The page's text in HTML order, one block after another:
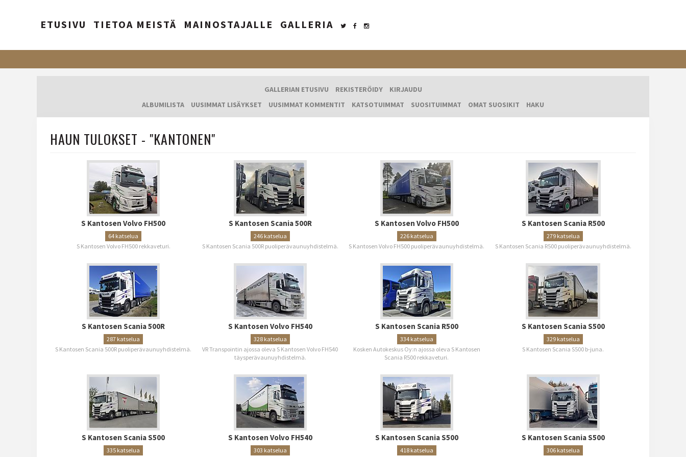
ETUSIVU TIETOA MEISTÄ MAINOSTAJALLE GALLERIA
GALLERIAN ETUSIVU REKISTERÖIDY
KIRJAUDU
ALBUMILISTA
UUSIMMAT LISÄYKSET UUSIMMAT KOMMENTIT KATSOTUIMMAT SUOSITUIMMAT OMAT SUOSIKIT HAKU
HAUN TULOKSET - "KANTONEN"
S Kantosen Volvo FH500
64 katselua
S Kantosen Volvo FH500 rekkaveturi.
S Kantosen Scania 500R
246 katselua
S Kantosen Scania 500R puoliperävaunuyhdistelmä.
S Kantosen Volvo FH500
226 katselua
S Kantosen Volvo FH500 puoliperävaunuyhdistelmä.
S Kantosen Scania R500
279 katselua
S Kantosen Scania R500 puoliperävaunuyhdistelmä.
S Kantosen Scania 500R
287 katselua
S Kantosen Scania 500R puoliperävaunuyhdistelmä.
S Kantosen Volvo FH540
328 katselua
VR Transpointin ajossa oleva S Kantosen Volvo FH540
täysperävaunuyhdistelmä.
S Kantosen Scania R500
334 katselua
Kosken Autokeskus Oy:n ajossa oleva S Kantosen
Scania R500 rekkaveturi.
S Kantosen Scania S500
329 katselua
S Kantosen Scania S500 b-juna.
S Kantosen Scania S500
335 katselua
S Kantosen Volvo FH540
303 katselua
S Kantosen Scania S500
418 katselua
S Kantosen Scania S500
306 katselua